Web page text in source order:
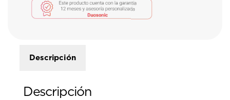
Descripción
Descripción